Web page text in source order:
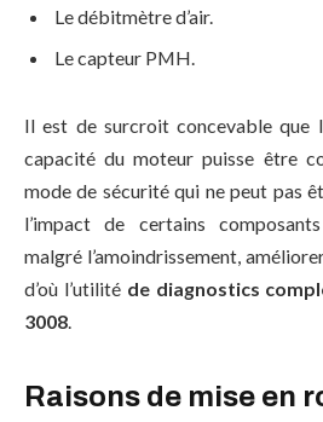
Le débitmètre d’air.
Le capteur PMH.
Il est de surcroit concevable que
capacité du moteur puisse être
mode de sécurité qui ne peut pas
l’impact de certains
malgré l’amoindrissement,
d’où l’utilité de diagnostics
3008.
Raisons de mise en